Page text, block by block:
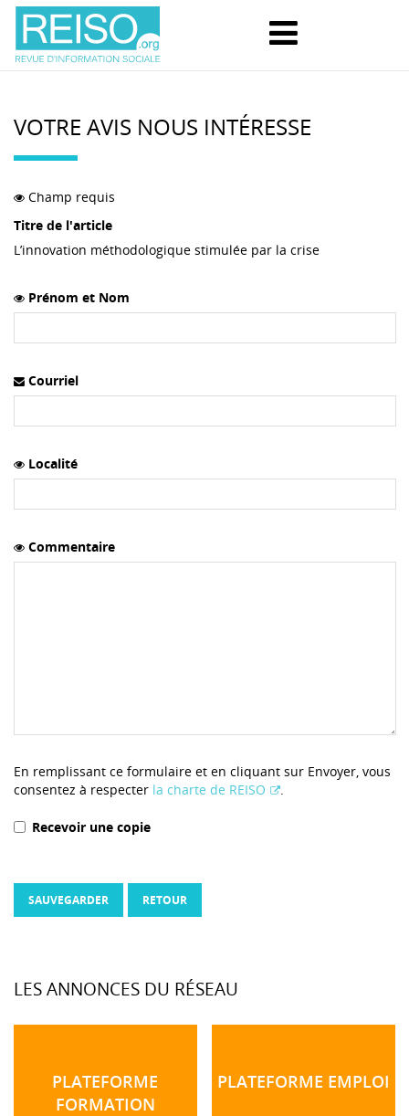
VOTRE AVIS NOUS INTÉRESSE
Champ requis
Titre de l'article
L’innovation méthodologique stimulée par la crise
Prénom et Nom
Courriel
Localité
Commentaire
En remplissant ce formulaire et en cliquant sur Envoyer, vous
consentez à respecter la charte de REISO .
Recevoir une copie
SAUVEGARDER RETOUR
LES ANNONCES DU RÉSEAU
PLATEFORME
FORMATION
PLATEFORME EMPLOI